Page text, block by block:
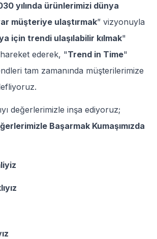
yılında ürünlerimizi dünya
müşteriye ulaştırmak” vizyonuyla
için trendi ulaşılabilir kılmak"
ederek, "Trend in Time"
tam zamanında müşterilerimize
değerlerimizle inşa ediyoruz;
Başarmak Kumaşımızda